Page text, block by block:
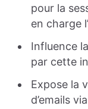
pour la
en charge
Influence
par cette
Expose la
d’emails